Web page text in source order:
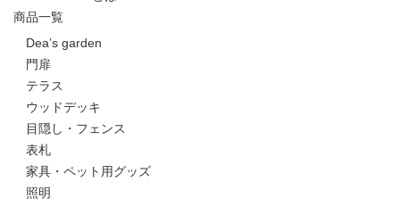
商品一覧
Dea’s garden
門扉
テラス
ウッドデッキ
目隠し・フェンス
表札
家具・ペット用グッズ
照明